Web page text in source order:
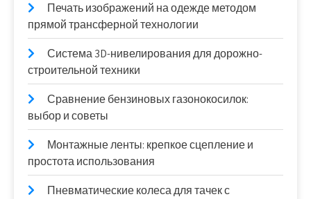
Печать изображений на одежде методом
прямой трансферной технологии
Система 3D-нивелирования для дорожно-
строительной техники
Сравнение бензиновых газонокосилок:
выбор и советы
Монтажные ленты: крепкое сцепление и
простота использования
Пневматические колеса для тачек с